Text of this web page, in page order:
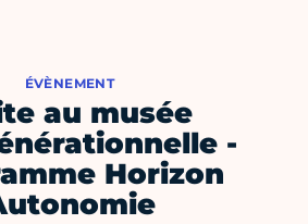
ÉVÈNEMENT
au musée
-
Horizon